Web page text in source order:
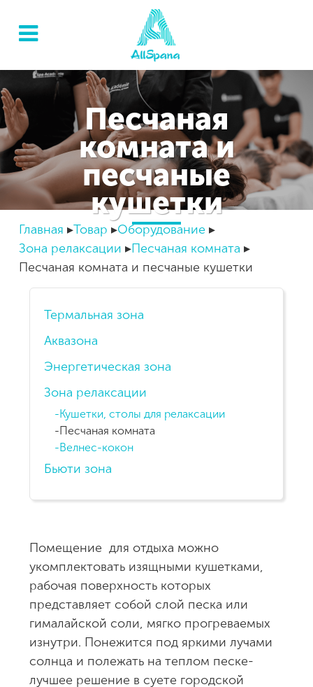
Песчаная
комната и
песчаные
кушетки
Главная Товар
Оборудование
Зона релаксации
Песчаная комната
Песчаная комната и песчаные кушетки
Термальная зона
Аквазона
Энергетическая зона
Зона релаксации
Кушетки, столы для релаксации
Песчаная комната
Велнес-кокон
Бьюти зона
Помещение для отдыха можно
укомплектовать изящными кушетками,
рабочая поверхность которых
представляет собой слой песка или
гималайской соли, мягко прогреваемых
изнутри. Понежится под яркими лучами
солнца и полежать на теплом песке-
лучшее решение в суете городской